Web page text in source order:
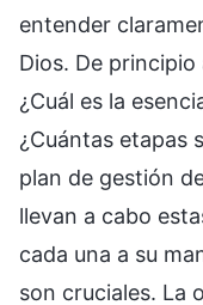
entender
Dios. De
¿Cuál es la
¿Cuántas etapas
plan de gestión
llevan a cabo
cada una a su
son cruciales. La